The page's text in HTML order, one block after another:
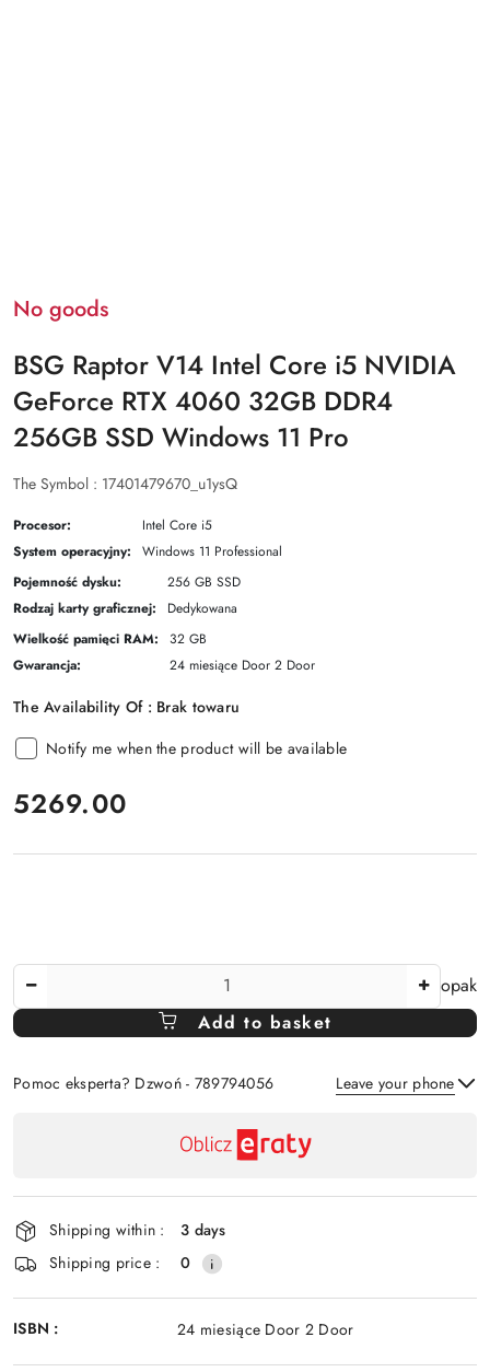
No goods
BSG Raptor V14 Intel Core i5 NVIDIA
GeForce RTX 4060 32GB DDR4
256GB SSD Windows 11 Pro
The Symbol : 17401479670_u1ysQ
Procesor:
Intel Core i5
System operacyjny:
Windows 11 Professional
Pojemność dysku:
256 GB SSD
Rodzaj karty graficznej:
Dedykowana
Wielkość pamięci RAM:
32 GB
Gwarancja:
24 miesiące Door 2 Door
The Availability Of : Brak towaru
Notify me when the product will be available
price:
5269.00
Of
opak
Add to basket
Pomoc eksperta? Dzwoń - 789794056 Leave your phone
and
delivery
Shipping within :
3 days
Shipping price :
0
ISBN : 24 miesiące Door 2 Door